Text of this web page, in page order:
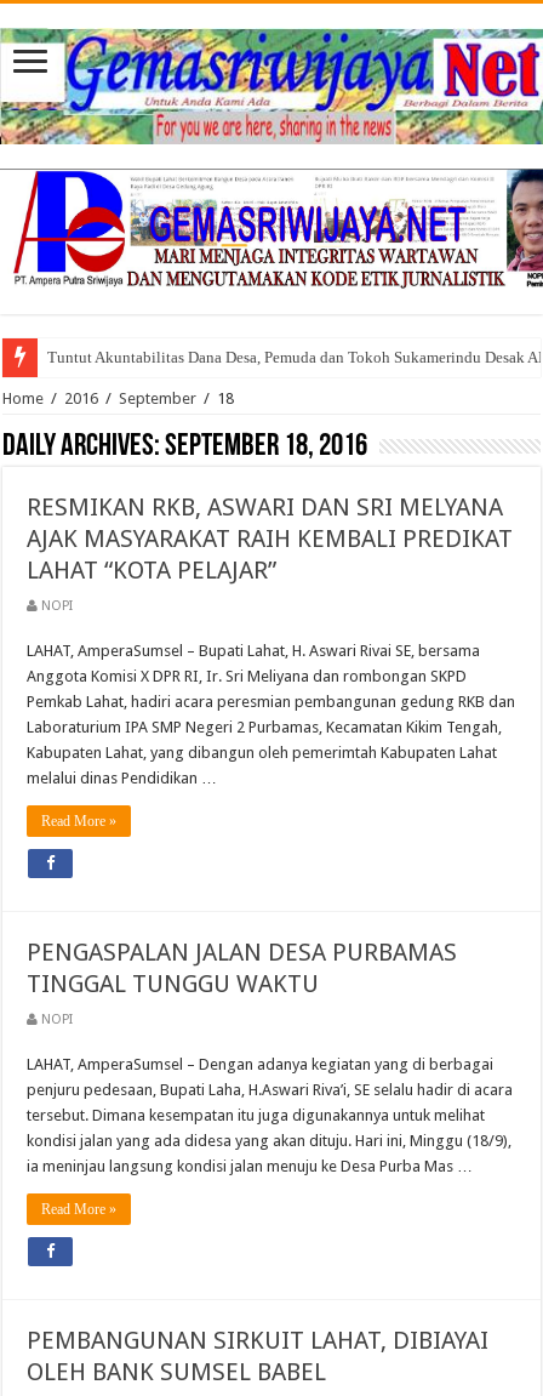
Tuntut Akuntabilitas Dana Desa, Pemuda dan Tokoh Sukamerindu Desak
Home / 2016 / September / 18
Daily Archives:September 18, 2016
RESMIKAN RKB, ASWARI DAN SRI MELYANA
AJAK MASYARAKAT RAIH KEMBALI PREDIKAT
LAHAT “KOTA PELAJAR”
NOPI
LAHAT, AmperaSumsel – Bupati Lahat, H. Aswari Rivai SE, bersama
Anggota Komisi X DPR RI, Ir. Sri Meliyana dan rombongan SKPD
Pemkab Lahat, hadiri acara peresmian pembangunan gedung RKB dan
Laboraturium IPA SMP Negeri 2 Purbamas, Kecamatan Kikim Tengah,
Kabupaten Lahat, yang dibangun oleh pemerimtah Kabupaten Lahat
melalui dinas Pendidikan …
Read More »
PENGASPALAN JALAN DESA PURBAMAS
TINGGAL TUNGGU WAKTU
NOPI
LAHAT, AmperaSumsel – Dengan adanya kegiatan yang di berbagai
penjuru pedesaan, Bupati Laha, H.Aswari Riva’i, SE selalu hadir di acara
tersebut. Dimana kesempatan itu juga digunakannya untuk melihat
kondisi jalan yang ada didesa yang akan dituju. Hari ini, Minggu (18/9),
ia meninjau langsung kondisi jalan menuju ke Desa Purba Mas …
Read More »
PEMBANGUNAN SIRKUIT LAHAT, DIBIAYAI
OLEH BANK SUMSEL BABEL